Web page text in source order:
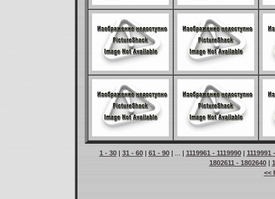
1 - 30| 31 - 60| 61 - 90| ... | 1119961 - 1119990| 1119991
1802611 - 1802640|
<<